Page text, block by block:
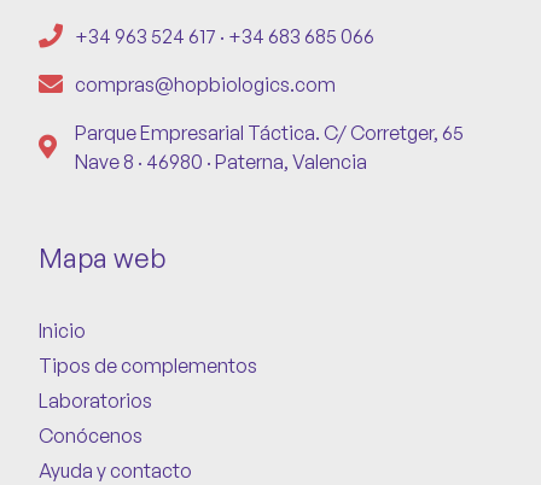
+34 963 524 617 · +34 683 685 066
compras@hopbiologics.com
Parque Empresarial Táctica. C/ Corretger, 65
Nave 8 · 46980 · Paterna, Valencia
Mapa web
Inicio
Tipos de complementos
Laboratorios
Conócenos
Ayuda y contacto